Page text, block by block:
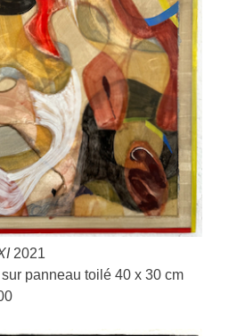
2021
panneau toilé 40 x 30 cm